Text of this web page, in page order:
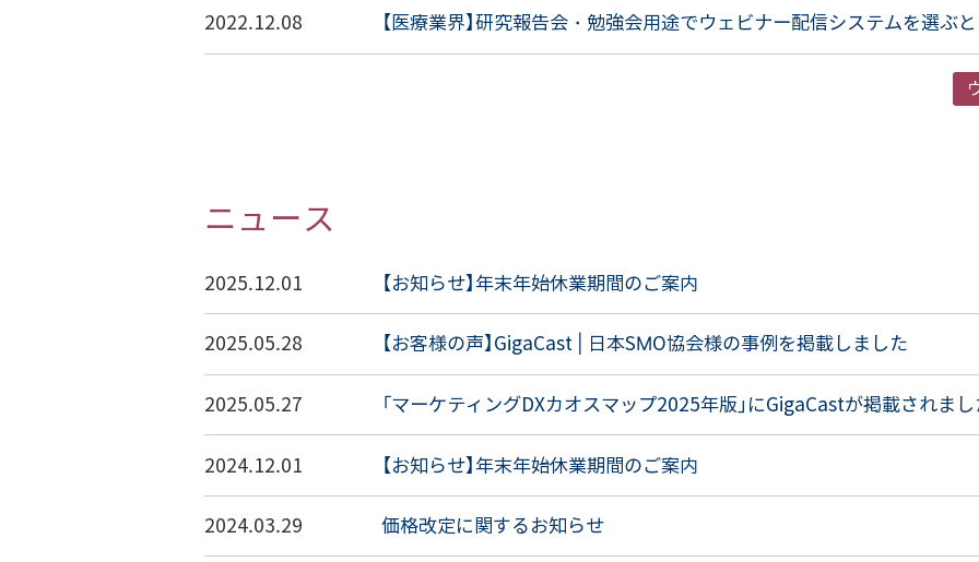
2022.12.08 【医療業界】研究報告会・勉強会用途でウェビナー配信システムを選ぶ
ニュース
2025.12.01 【お知らせ】年末年始休業期間のご案内
2025.05.28 【お客様の声】GigaCast | 日本SMO協会様の事例を掲載しました
2025.05.27 「マーケティングDXカオスマップ2025年版」にGigaCastが掲載されまし
2024.12.01 【お知らせ】年末年始休業期間のご案内
2024.03.29 価格改定に関するお知らせ